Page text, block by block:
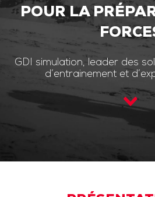
POUR LA
GDI simulation, leader des
d’entrainement et